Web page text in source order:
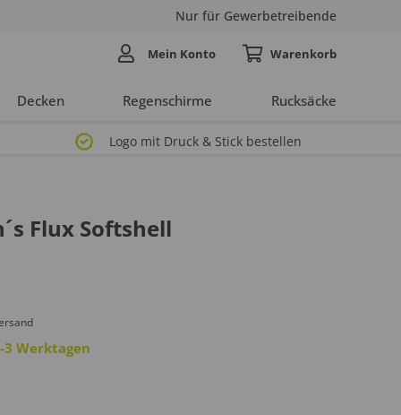
Nur für Gewerbetreibende
Decken Regenschirme Rucksäcke
Mein Konto
Logo mit Druck & Stick bestellen
Flux Softshell
Werktagen